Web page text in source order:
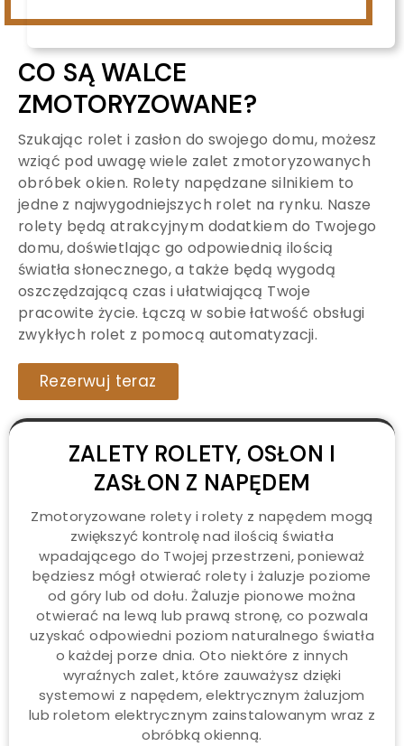
CO SĄ WALCE
ZMOTORYZOWANE?
Szukając rolet i zasłon do swojego domu, możesz
wziąć pod uwagę wiele zalet zmotoryzowanych
obróbek okien. Rolety napędzane silnikiem to
jedne z najwygodniejszych rolet na rynku. Nasze
rolety będą atrakcyjnym dodatkiem do Twojego
domu, doświetlając go odpowiednią ilością
światła słonecznego, a także będą wygodą
oszczędzającą czas i ułatwiającą Twoje
pracowite życie. Łączą w sobie łatwość obsługi
zwykłych rolet z pomocą automatyzacji.
Rezerwuj teraz
ZALETY ROLETY, OSŁON I
ZASŁON Z NAPĘDEM
Zmotoryzowane rolety i rolety z napędem mogą
zwiększyć kontrolę nad ilością światła
wpadającego do Twojej przestrzeni, ponieważ
będziesz mógł otwierać rolety i żaluzje poziome
od góry lub od dołu. Żaluzje pionowe można
otwierać na lewą lub prawą stronę, co pozwala
uzyskać odpowiedni poziom naturalnego światła
o każdej porze dnia. Oto niektóre z innych
wyraźnych zalet, które zauważysz dzięki
systemowi z napędem, elektrycznym żaluzjom
lub roletom elektrycznym zainstalowanym wraz z
obróbką okienną.